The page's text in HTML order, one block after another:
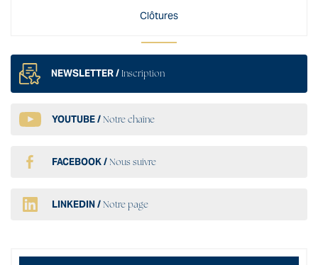
Clôtures
NEWSLETTER / Inscription
YOUTUBE /Notre chaîne
FACEBOOK /Nous suivre
LINKEDIN /Notre page